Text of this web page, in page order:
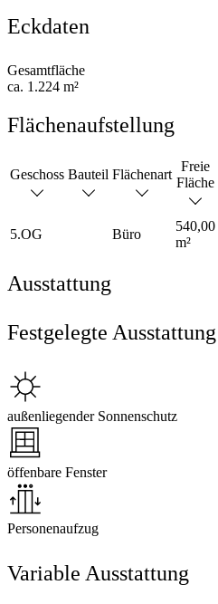
Eckdaten
Gesamtfläche
ca. 1.224 m²
Flächenaufstellung
Geschoss Bauteil Flächenart
Freie
Fläche
5.OG Büro
540,00
m²
Ausstattung
Festgelegte Ausstattung
außenliegender Sonnenschutz
öffenbare Fenster
Personenaufzug
Variable Ausstattung